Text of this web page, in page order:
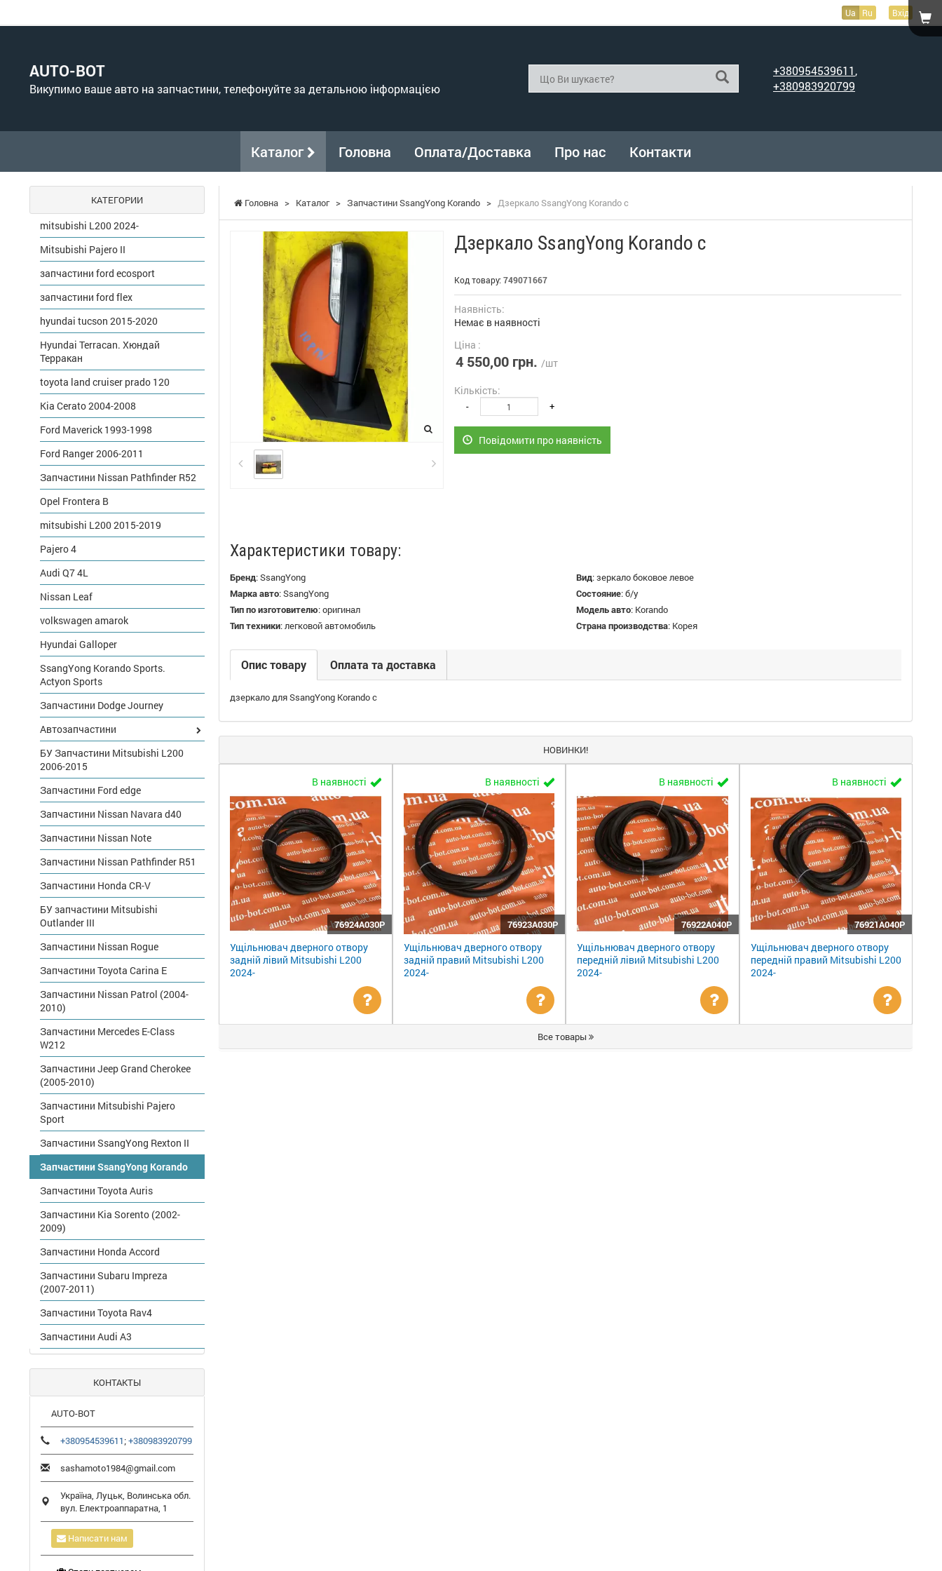
Ua Ru Вхід
AUTO-BOT
Викупимо ваше авто на запчастини, телефонуйте за детальною інформацією
+380954539611,
+380983920799
Каталог Головна Оплата/Доставка Про нас Контакти
Головна > Каталог > Запчастини SsangYong Korando > Дзеркало SsangYong Korando c
Дзеркало SsangYong Korando c
Код товару: 749071667
Наявність:
Немає в наявності
Ціна :
4 550,00 грн. /шт
Кількість:
- +
Повідомити про наявність
Характеристики товару:
Бренд:SsangYong Вид:зеркало боковое левое
Марка авто:SsangYong Состояние:б/у
Тип по изготовителю:оригинал Модель авто: Korando
Тип техники:легковой автомобиль Страна производства: Корея
Опис товару Оплата та доставка
дзеркало для SsangYong Korando c
НОВИНКИ!
В наявності
76924A030P
Ущільнювач дверного отвору
задній лівий Mitsubishi L200
2024-
Уточнити
ціну
В наявності
76923A030P
Ущільнювач дверного отвору
задній правий Mitsubishi L200
2024-
Уточнити
ціну
В наявності
76922A040P
Ущільнювач дверного отвору
передній лівий Mitsubishi L200
2024-
Уточнити
ціну
В наявності
76921A040P
Ущільнювач дверного отвору
передній правий Mitsubishi L200
2024-
ціну
Все товары
КАТЕГОРИИ
mitsubishi L200 2024-
Mitsubishi Pajero II
запчастини ford ecosport
запчастини ford flex
hyundai tucson 2015-2020
Hyundai Terracan. Хюндай
Терракан
toyota land cruiser prado 120
Kia Cerato 2004-2008
Ford Maverick 1993-1998
Ford Ranger 2006-2011
Запчастини Nissan Pathfinder R52
Opel Frontera B
mitsubishi L200 2015-2019
Pajero 4
Audi Q7 4L
Nissan Leaf
volkswagen amarok
Hyundai Galloper
SsangYong Korando Sports.
Actyon Sports
Запчастини Dodge Journey
Автозапчастини
БУ Запчастини Mitsubishi L200
2006-2015
Запчастини Ford edge
Запчастини Nissan Navara d40
Запчастини Nissan Note
Запчастини Nissan Pathfinder R51
Запчастини Honda CR-V
БУ запчастини Mitsubishi
Outlander III
Запчастини Nissan Rogue
Запчастини Toyota Carina E
Запчастини Nissan Patrol (2004-
2010)
Запчастини Mercedes E-Class
W212
Запчастини Jeep Grand Cherokee
(2005-2010)
Запчастини Mitsubishi Pajero
Sport
Запчастини SsangYong Rexton II
Запчастини SsangYong Korando
Запчастини Toyota Auris
Запчастини Kia Sorento (2002-
2009)
Запчастини Honda Accord
Запчастини Subaru Impreza
(2007-2011)
Запчастини Toyota Rav4
Запчастини Audi A3
КОНТАКТЫ
AUTO-BOT
+380954539611;+380983920799
sashamoto1984@gmail.com
Україна, Луцьк, Волинська обл.
вул. Електроаппаратна, 1
Написати нам